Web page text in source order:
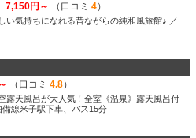
7,150円～ （口コミ4）
気持ちになれる昔ながらの純和風旅館♪ ／
（口コミ4.8）
露天風呂が大人気！全室《温泉》露天風呂付
線米子駅下車、バス15分